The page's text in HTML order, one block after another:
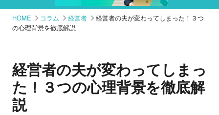
HOME コラム 経営者
経営者の夫が変わってしまった！３つ
の心理背景を徹底解説
経営者の夫が変わってしまっ
た！３つの心理背景を徹底解
説